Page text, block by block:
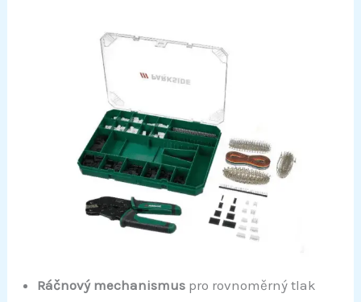
Ráčnový mechanismus pro rovnoměrný tlak